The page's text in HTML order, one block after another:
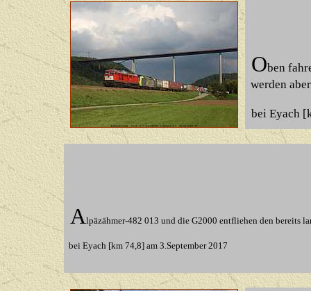
Oben
werden
bei Eyach
Alpäzähmer-482 013 und die G2000 entfliehen den bereits
bei Eyach [km 74,8] am 3.September 2017